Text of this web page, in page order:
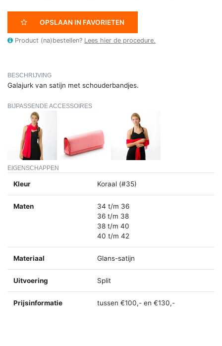
OPSLAAN IN FAVORIETEN
Product (na)bestellen? Lees hier de procedure.
BESCHRIJVING
Galajurk van satijn met schouderbandjes.
BIJPASSENDE ACCESSOIRES
EIGENSCHAPPEN
Kleur Koraal (#35)
Maten
34 t/m 36
36 t/m 38
38 t/m 40
40 t/m 42
Materiaal Glans-satijn
Uitvoering Split
Prijsinformatie tussen €100,- en €130,-